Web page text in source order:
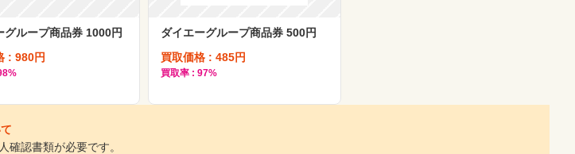
グループ商品券 1000円
: 980円
ダイエーグループ商品券 500円
買取価格 : 485円
買取率 : 97%
確認書類が必要です。